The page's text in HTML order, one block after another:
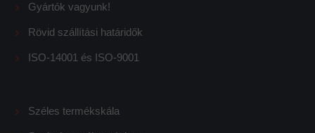
Rövid szállítási határidők
ISO-14001 és ISO-9001
Segítség a választásban